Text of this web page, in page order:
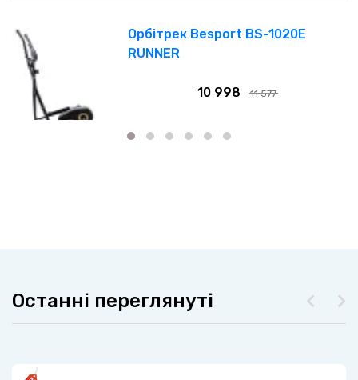
Орбітрек Besport BS-1020E
RUNNER
10 998 11 577
Останні переглянуті